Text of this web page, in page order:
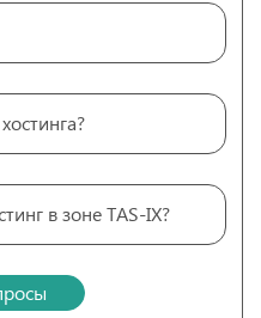
в зоне TAS-IX?